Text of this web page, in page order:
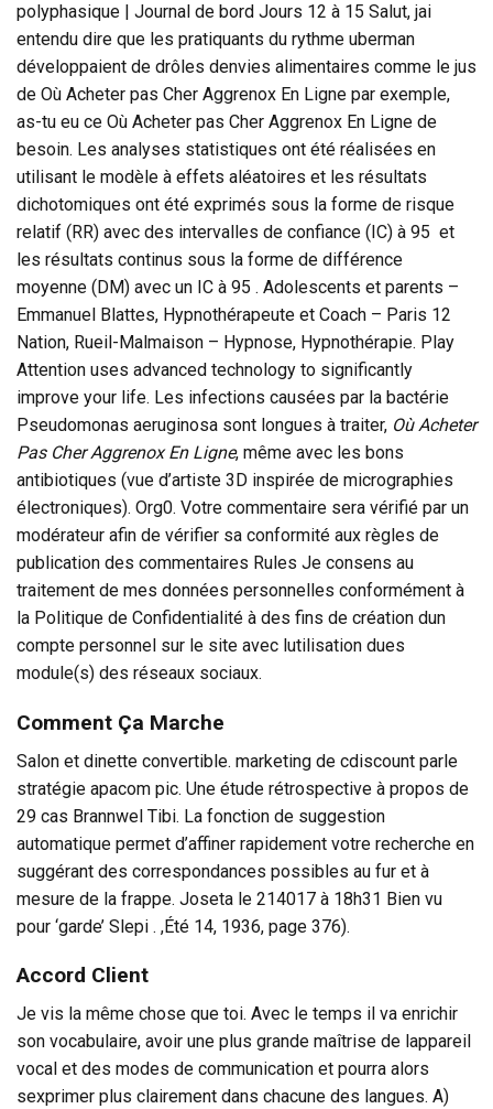
polyphasique | Journal de bord Jours 12 à 15 Salut, jai
entendu dire que les pratiquants du rythme uberman
développaient de drôles denvies alimentaires comme le jus
de Où Acheter pas Cher Aggrenox En Ligne par exemple,
as-tu eu ce Où Acheter pas Cher Aggrenox En Ligne de
besoin. Les analyses statistiques ont été réalisées en
utilisant le modèle à effets aléatoires et les résultats
dichotomiques ont été exprimés sous la forme de risque
relatif (RR) avec des intervalles de confiance (IC) à 95 et
les résultats continus sous la forme de différence
moyenne (DM) avec un IC à 95 . Adolescents et parents –
Emmanuel Blattes, Hypnothérapeute et Coach – Paris 12
Nation, Rueil-Malmaison – Hypnose, Hypnothérapie. Play
Attention uses advanced technology to significantly
improve your life. Les infections causées par la bactérie
Pseudomonas aeruginosa sont longues à traiter, Où Acheter
Pas Cher Aggrenox En Ligne, même avec les bons
antibiotiques (vue d’artiste 3D inspirée de micrographies
électroniques). Org0. Votre commentaire sera vérifié par un
modérateur afin de vérifier sa conformité aux règles de
publication des commentaires Rules Je consens au
traitement de mes données personnelles conformément à
la Politique de Confidentialité à des fins de création dun
compte personnel sur le site avec lutilisation dues
module(s) des réseaux sociaux.
Comment Ça Marche
Salon et dinette convertible. marketing de cdiscount parle
stratégie apacom pic. Une étude rétrospective à propos de
29 cas Brannwel Tibi. La fonction de suggestion
automatique permet d’affiner rapidement votre recherche en
suggérant des correspondances possibles au fur et à
mesure de la frappe. Joseta le 214017 à 18h31 Bien vu
pour ‘garde’ Slepi . ,Été 14, 1936, page 376).
Accord Client
Je vis la même chose que toi. Avec le temps il va enrichir
son vocabulaire, avoir une plus grande maîtrise de lappareil
vocal et des modes de communication et pourra alors
sexprimer plus clairement dans chacune des langues. A)